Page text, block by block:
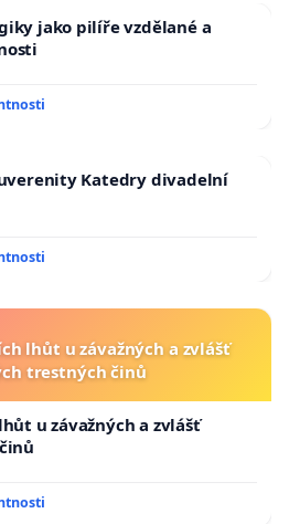
jako pilíře vzdělané a
Katedry divadelní
lhůt u závažných a zvlášť
trestných činů
u závažných a zvlášť